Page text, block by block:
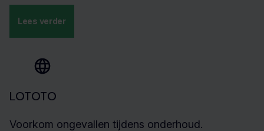
Lees verder
LOTOTO
Voorkom ongevallen tijdens onderhoud.